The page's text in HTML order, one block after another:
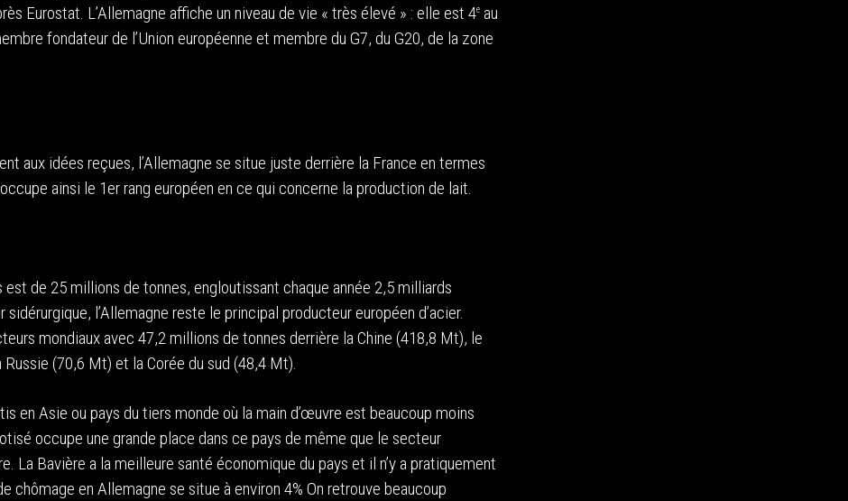
Eurostat. L’Allemagne affiche un niveau de vie « très élevé » : elle est 4e au
fondateur de l’Union européenne et membre du G7, du G20, de la zone
aux idées reçues, l’Allemagne se situe juste derrière la France en termes
ainsi le 1er rang européen en ce qui concerne la production de lait.
de 25 millions de tonnes, engloutissant chaque année 2,5 milliards
sidérurgique, l’Allemagne reste le principal producteur européen d’acier.
mondiaux avec 47,2 millions de tonnes derrière la Chine (418,8 Mt), le
(70,6 Mt) et la Corée du sud (48,4 Mt).
en Asie ou pays du tiers monde où la main d’œuvre est beaucoup moins
occupe une grande place dans ce pays de même que le secteur
Bavière a la meilleure santé économique du pays et il n’y a pratiquement
chômage en Allemagne se situe à environ 4% On retrouve beaucoup